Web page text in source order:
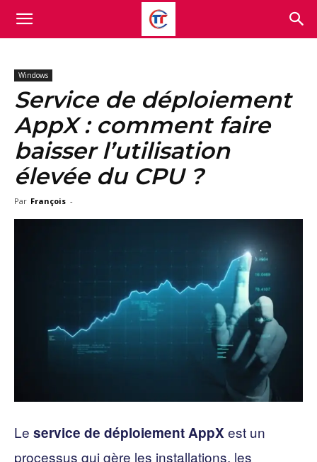
Windows
Service de déploiement
AppX : comment faire
baisser l’utilisation
élevée du CPU ?
Par François -
Le service de déploiement AppXest un
processus qui gère les installations, les